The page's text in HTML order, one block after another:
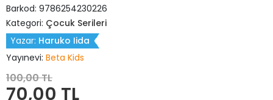
Barkod: 9786254230226
Kategori: Çocuk Serileri
Yazar: Haruko Iida
Yayınevi: Beta Kids
100,00 TL
70,00 TL